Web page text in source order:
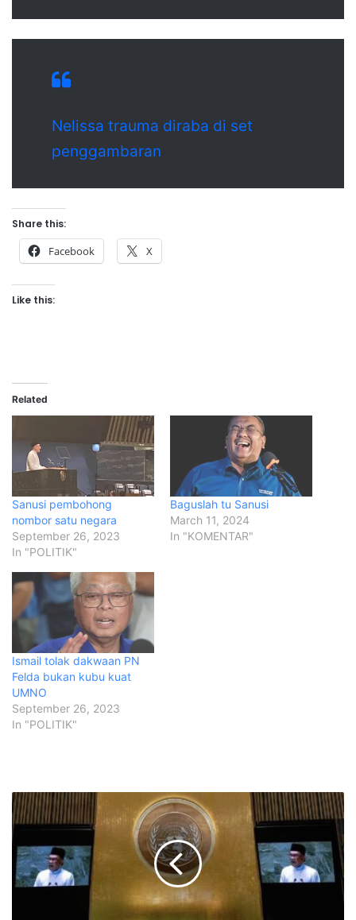
Nelissa trauma diraba di set
penggambaran
Share this:
Facebook X
Like this:
Related
Sanusi pembohong
nombor satu negara
September 26, 2023
In "POLITIK"
Baguslah tu Sanusi
March 11, 2024
In "KOMENTAR"
Ismail tolak dakwaan PN
Felda bukan kubu kuat
UMNO
September 26, 2023
In "POLITIK"
T
e
r
u
s
s